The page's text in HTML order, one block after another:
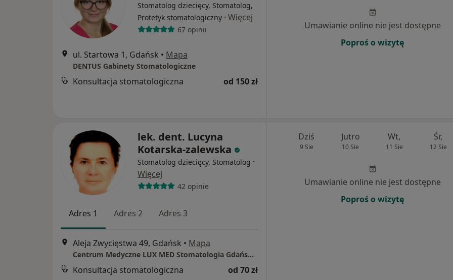
Stomatolog dziecięcy, Stomatolog,
Protetyk stomatologiczny · Więcej
67 opinii
ul. Startowa 1, Gdańsk • Mapa
DENTUS Gabinety Stomatologiczne
Konsultacja stomatologiczna od 150 zł
Umawianie online nie jest dostępne
Poproś o wizytę
lek. dent. Lucyna
Kotarska-zalewska
Stomatolog dziecięcy, Stomatolog ·
Więcej
42 opinie
Adres 1 Adres 2 Adres 3
Aleja Zwycięstwa 49, Gdańsk • Mapa
Centrum Medyczne LUX MED Stomatologia Gdańsk - Al. Zwycięstwa 49
Konsultacja stomatologiczna od 70 zł
Dziś
9 Sie
Jutro
10 Sie
Wt,
11 Sie
Śr,
12 Sie
Umawianie online nie jest dostępne
Poproś o wizytę